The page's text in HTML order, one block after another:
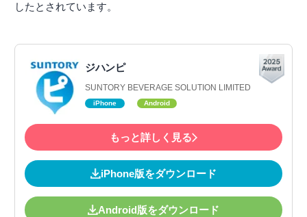
したとされています。
ジハンピ
SUNTORY BEVERAGE SOLUTION LIMITED
iPhone Android
もっと詳しく見る
iPhone版をダウンロード
Android版をダウンロード